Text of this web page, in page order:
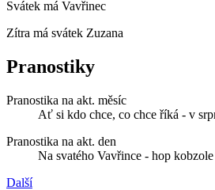
Svátek má Vavřinec
Zítra má svátek Zuzana
Pranostiky
Pranostika na akt. měsíc
Ať si kdo chce, co chce říká - v
Pranostika na akt. den
Na svatého Vavřince - hop
Další